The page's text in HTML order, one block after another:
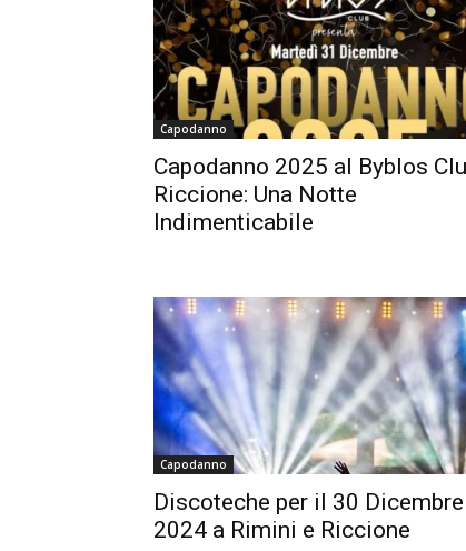
Capodanno
Capodanno 2025 al Byblos
Riccione: Una Notte
Indimenticabile
Capodanno
Discoteche per il 30 Dicembre
2024 a Rimini e Riccione